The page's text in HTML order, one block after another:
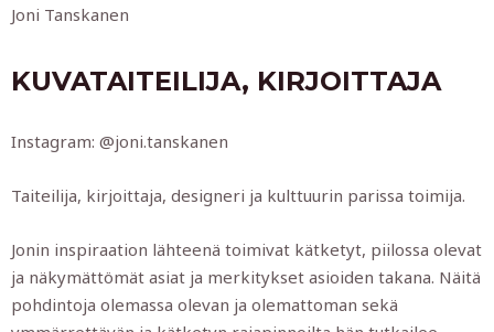
Joni Tanskanen
KUVATAITEILIJA, KIRJOITTAJA
Instagram: @joni.tanskanen
Taiteilija, kirjoittaja, designeri ja kulttuurin parissa toimija.
Jonin inspiraation lähteenä toimivat kätketyt, piilossa olevat
ja näkymättömät asiat ja merkitykset asioiden takana. Näitä
pohdintoja olemassa olevan ja olemattoman sekä